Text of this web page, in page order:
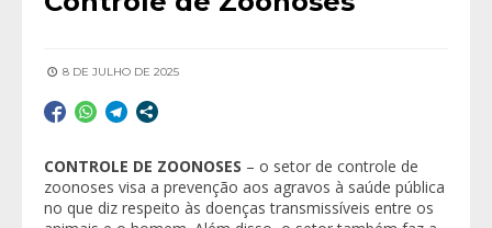
8 DE JULHO DE 2025
CONTROLE DE ZOONOSES – o setor de controle de
zoonoses visa a prevenção aos agravos à saúde pública
no que diz respeito às doenças transmissíveis entre os